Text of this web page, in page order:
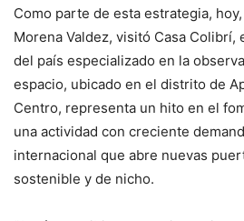
Como parte de esta estrategia,
Morena Valdez, visitó Casa Colibrí,
del país especializado en la
espacio, ubicado en el distrito de
Centro, representa un hito en el
una actividad con creciente
internacional que abre nuevas
sostenible y de nicho.